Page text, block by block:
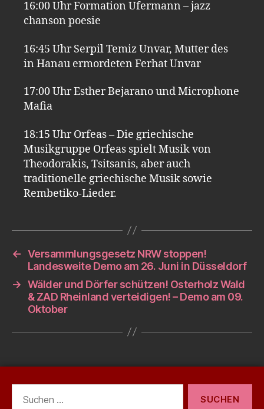
16:00 Uhr Formation Ufermann – jazz
chanson poesie
16:45 Uhr Serpil Temiz Unvar, Mutter des
in Hanau ermordeten Ferhat Unvar
17:00 Uhr Esther Bejarano und Microphone
Mafia
18:15 Uhr Orfeas – Die griechische
Musikgruppe Orfeas spielt Musik von
Theodorakis, Tsitsanis, aber auch
traditionelle griechische Musik sowie
Rembetiko-Lieder.
← Versammlungsgesetz NRW stoppen!
Landesweite Demo am 26. Juni in Düsseldorf
→ Wälder und Dörfer schützen! Osterholz Wald
& ZAD Rheinland verteidigen! – Demo am 09.
Oktober
nach: